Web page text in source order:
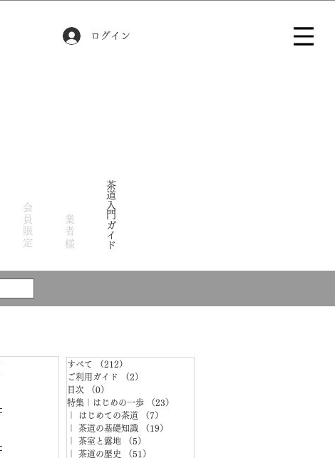
ログイン
会員限定 業者様 茶道入門ガイド
すべて （212）
ご利用ガイド
（2）
目次
（0）
特集｜はじめの一歩
（23）
｜ はじめての茶道
（7）
｜ 茶道の基礎知識
（19）
｜ 茶室と露地
（5）
｜ 茶道の歴史
（51）